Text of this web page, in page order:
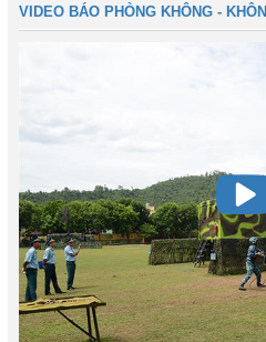
VIDEO BÁO PHÒNG KHÔNG -